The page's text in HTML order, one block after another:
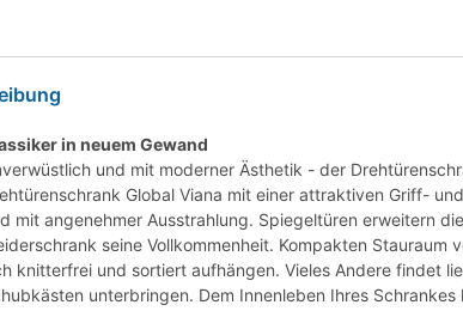
in neuem Gewand
und mit moderner Ästhetik - der
Global Viana mit einer attraktiven Griff-
mit angenehmer Ausstrahlung. Spiegeltüren erweitern
seine Vollkommenheit. Kompakten
knitterfrei und sortiert aufhängen. Vieles Andere findet
unterbringen. Dem Innenleben Ihres